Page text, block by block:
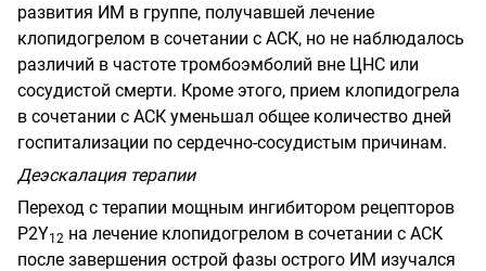
развития ИМ в группе, получавшей лечение
клопидогрелом в сочетании с АСК, но не наблюдалось
различий в частоте тромбоэмболий вне ЦНС или
сосудистой смерти. Кроме этого, прием клопидогрела
в сочетании с АСК уменьшал общее количество дней
госпитализации по сердечно-сосудистым причинам.
Деэскалация терапии
Переход с терапии мощным ингибитором рецепторов
P2Y12 на лечение клопидогрелом в сочетании с АСК
после завершения острой фазы острого ИМ изучался